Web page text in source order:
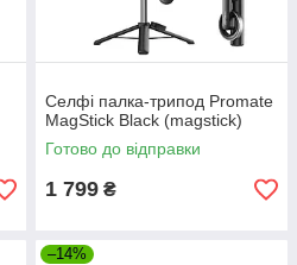
Cелфі палка-трипод Promate
MagStick Black (magstick)
Готово до відправки
1 799 ₴
–14%